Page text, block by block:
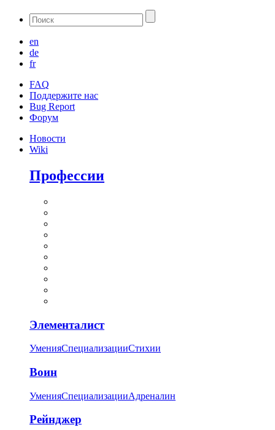
en
de
fr
FAQ
Поддержите нас
Bug Report
Форум
Новости
Wiki
Профессии
Элементалист
УменияСпециализацииСтихии
Воин
УменияСпециализацииАдреналин
Рейнджер